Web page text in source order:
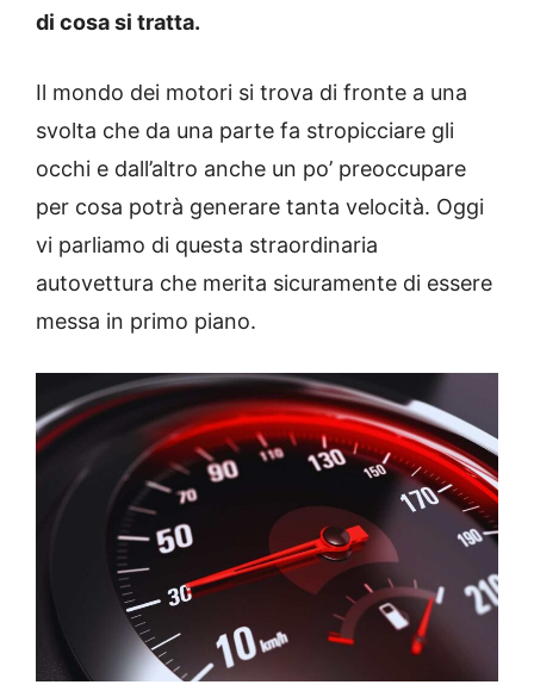
di cosa si tratta.
Il mondo dei motori si trova di fronte a una
svolta che da una parte fa stropicciare gli
occhi e dall’altro anche un po’ preoccupare
per cosa potrà generare tanta velocità. Oggi
vi parliamo di questa straordinaria
autovettura che merita sicuramente di essere
messa in primo piano.